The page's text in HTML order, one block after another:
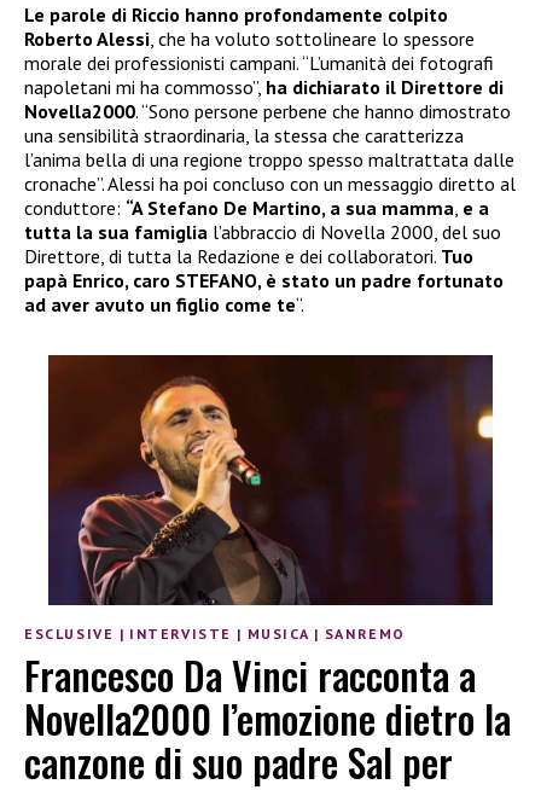
Le parole di Riccio hanno profondamente colpito
Roberto Alessi , che ha voluto sottolineare lo spessore
morale dei professionisti campani. “L’umanità dei fotografi
napoletani mi ha commosso”, ha dichiarato il Direttore di
Novella2000. “Sono persone perbene che hanno dimostrato
una sensibilità straordinaria, la stessa che caratterizza
l’anima bella di una regione troppo spesso maltrattata dalle
cronache”. Alessi ha poi concluso con un messaggio diretto al
conduttore: “A Stefano De Martino, a sua mamma e a
tutta la sua famiglia l’abbraccio di Novella 2000, del suo
Direttore, di tutta la Redazione e dei collaboratori. Tuo
papà Enrico, caro STEFANO, è stato un padre fortunato
ad aver avuto un figlio come te“.
ESCLUSIVE | INTERVISTE | MUSICA | SANREMO
Francesco Da Vinci racconta a
Novella2000 l’emozione dietro la
canzone di suo padre Sal per